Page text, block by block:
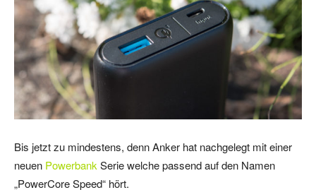
Bis jetzt zu mindestens, denn Anker hat nachgelegt mit einer
neuen Powerbank Serie welche passend auf den Namen
„PowerCore Speed“ hört.